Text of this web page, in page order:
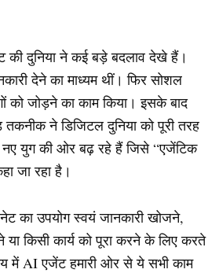
की दुनिया ने कई बड़े बदलाव देखे हैं।
देने का माध्यम थीं। फिर सोशल
को जोड़ने का काम किया। इसके बाद
ने डिजिटल दुनिया को पूरी तरह
युग की ओर बढ़ रहे हैं जिसे “एजेंटिक
जा रहा है।
का उपयोग स्वयं जानकारी खोजने,
या किसी कार्य को पूरा करने के लिए करते
AI एजेंट हमारी ओर से ये सभी काम